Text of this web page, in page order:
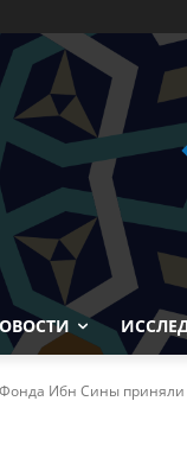
Ибн Сины приняли